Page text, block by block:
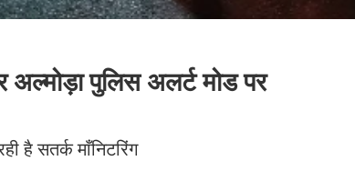
पुलिस अलर्ट मोड पर
है सतर्क माँनिटरिंग